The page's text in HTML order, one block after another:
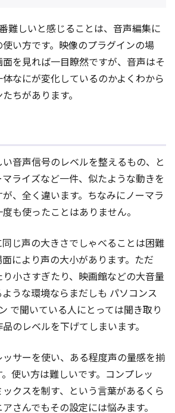
難しいと感じることは、音声編集に
い方です。映像のプラグインの場
を見れば一目瞭然ですが、音声はそ
なにが変化しているのかよくわから
ちがあります。
音声信号のレベルを整えるもの、と
ライズなど一件、似たような動きを
、全く違います。ちなみにノーマラ
も使ったことはありません。
じ声の大きさでしゃべることは困難
により声の大小があります。ただ
小さすぎたり、映画館などの大音量
うな環境ならまだしも パソコンス
で聞いている人にとっては聞き取り
のレベルを下げてしまいます。
サーを使い、ある程度声の量感を揃
使い方は難しいです。コンプレッ
クスを制す、という言葉があるくら
さんでもその設定には悩みます。